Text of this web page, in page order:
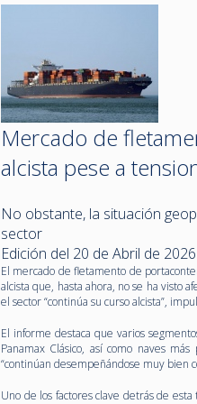
Mercado de
alcista pese a
No obstante, la situación
sector
Edición del 20 de Abril de 2026
El mercado de fletamento de
alcista que, hasta ahora, no se ha visto
el sector “continúa su curso alcista”,
El informe destaca que varios
Panamax Clásico, así como naves
“continúan desempeñándose muy bien
Uno de los factores clave detrás de